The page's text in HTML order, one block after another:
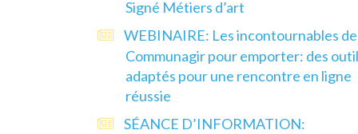
Signé Métiers d’art
WEBINAIRE: Les incontournables de
Communagir pour emporter: des
adaptés pour une rencontre en ligne
réussie
SÉANCE D’INFORMATION: